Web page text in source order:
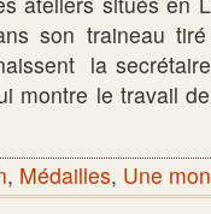
son traineau
la
montre le travail
, Médailles, Une